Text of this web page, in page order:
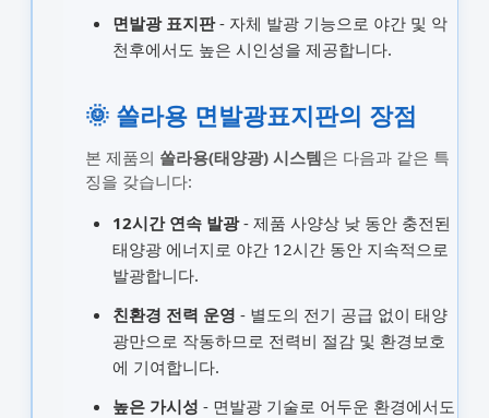
면발광 표지판- 자체 발광 기능으로 야간 및 악
천후에서도 높은 시인성을 제공합니다.
🌞 쏠라용 면발광표지판의 장점
본 제품의 쏠라용(태양광) 시스템은 다음과 같은 특
징을 갖습니다:
12시간 연속 발광- 제품 사양상 낮 동안 충전된
태양광 에너지로 야간 12시간 동안 지속적으로
발광합니다.
친환경 전력 운영 - 별도의 전기 공급 없이 태양
광만으로 작동하므로 전력비 절감 및 환경보호
에 기여합니다.
높은 가시성 - 면발광 기술로 어두운 환경에서도